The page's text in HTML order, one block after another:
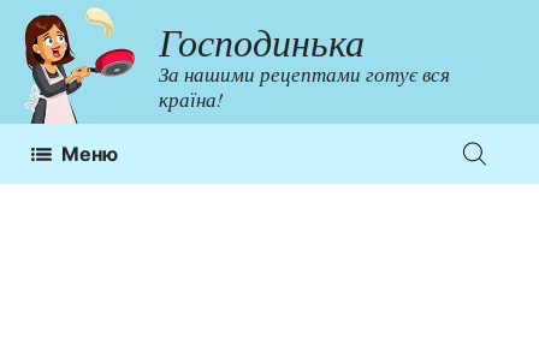
Перейти
до
контенту
Господинька
За нашими рецептами готує вся
країна!
Меню